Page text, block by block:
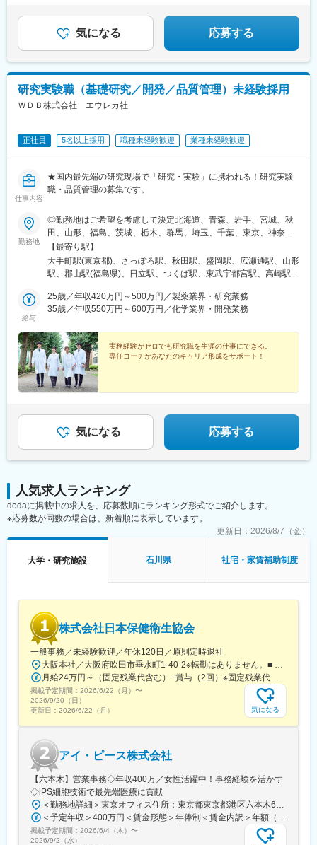
合、家賃補助が支給されます
葉駅、東大前駅、立川駅、京急川崎駅、日吉町駅、新浜松駅、新
豊田駅、近鉄名古屋駅、電気ビル前駅、足羽山公園口駅、近鉄四
日市駅、四条駅(京都市営)、千里中央駅(北大阪急行)、西梅田駅、
旧居留地・大丸前駅、山陽明石駅、田町駅(岡山県)、胡町駅、眉山
ロープウェイ山麓駅、平和通駅、西鉄福岡駅、花畑町駅、高見橋
町駅、新静岡駅、浜松駅、名鉄名古屋駅、電鉄富山駅・エスタ前
駅、仁愛女子高校駅、四日市駅、京都河原町駅、大阪梅田駅(阪神
気になる 応募する
研究実験職（基礎研究／開発／品質管理）未経験採用
ＷＤＢ株式会社 エウレカ社
正社員 5名以上採用 職種未経験歓迎 業種未経験歓迎
仕事内容
★国内最先端の研究現場で「研究・実験」に携われる！研究実験
職・品質管理の募集です。
勤務地
◎勤務地はご希望を考慮して決定北海道、青森、岩手、宮城、秋
田、山形、福島、茨城、栃木、群馬、埼玉、千葉、東京、神奈
川、新潟、長野、富山、石川、福井、山梨、岐阜、静岡、愛知、
三重、滋賀、京都、大阪、兵庫、奈良、和歌山、岡山、広島、山
口、徳島、香川、愛媛、高知、福岡、佐賀、長崎、熊本、大分、
定：ご自宅から90分以内の就業先・エリア限定：下記エリア内の
就業先。エリア内での転居を伴う場合あり・全国：全国の中でス
の区分★東北エリア…青森、岩手、宮城、秋田、山形、福島北関
東エリア…茨木、栃木、群馬、埼玉、東京南関東エリア…東京、
神奈川、千葉甲信越エリア…山梨、長野、新潟、東京東海エリ
ア…静岡、愛知、岐阜、三重北陸エリア…富山、石川、福井関西
エリア…滋賀、京都、大阪、兵庫、奈良、和歌山中四国エリア…
【最寄り駅】
大手町駅(東京都)、さっぽろ駅、秋田駅、盛岡駅、広瀬通駅、山形
駅、郡山駅(福島県)、日立駅、つくば駅、東武宇都宮駅、高崎駅、
井駅、勝どき駅、根津駅、立川北駅、町田駅、川崎駅、みなとみ
らい駅、平塚駅、新潟駅、春日山駅、甲府駅、沼津駅、静岡駅、
町駅、あすなろう四日市駅、彦根駅、草津駅(滋賀県)、烏丸駅、茨
木駅、千里中央駅(大阪モノレール)、大阪駅、三田駅(兵庫県)、三
宮・花時計前駅、西神中央駅、明石駅、加古川駅、岡山駅前駅、
倉敷駅、福山駅、八丁堀駅(広島県)、徳山駅、徳島駅、新居浜駅、
小倉駅(福岡県)、天神駅、大分駅、熊本城・市役所前駅、宮崎駅、
葉駅、東大前駅、立川駅、京急川崎駅、日吉町駅、新浜松駅、新
豊田駅、近鉄名古屋駅、電気ビル前駅、足羽山公園口駅、近鉄四
日市駅、四条駅(京都市営)、千里中央駅(北大阪急行)、西梅田駅、
旧居留地・大丸前駅、山陽明石駅、田町駅(岡山県)、胡町駅、眉山
ロープウェイ山麓駅、平和通駅、西鉄福岡駅、花畑町駅、高見橋
町駅、新静岡駅、浜松駅、名鉄名古屋駅、電鉄富山駅・エスタ前
駅、仁愛女子高校駅、四日市駅、京都河原町駅、大阪梅田駅(阪神
線)、貿易センター駅、西新町駅、新西大寺町筋駅、立町駅、天神
給与
25歳／年収420万円～500万円／製薬業界・研究業務
35歳／年収550万円～600万円／化学業界・開発業務
実務経験がゼロでも研究職を生涯の仕事にできる。
専任コーチがあなたのキャリア形成をサポート！
気になる 応募する
人気求人ランキング
dodaに掲載中の求人を、応募数順にランキング形式でご紹介します。
※応募数が同数の場合は、新着順に表示しています。
更新日： 2026/8/7（金）
大学・研究施設 石川県 社宅・家賃補助制度
株式会社日本保健衛生協会
一般事務／未経験歓迎／年休120日／原則定時退社
掲載予定期間： 2026/6/22（月） 〜
2026/9/20（日）
更新日： 2026/6/22（月） 気になる
アイ・ピース株式会社
【六本木】営業事務◇年収400万／女性活躍中！事務経験を活かす
◇iPS細胞技術で最先端医療に貢献
掲載予定期間： 2026/6/4（木） 〜
2026/9/2（水）